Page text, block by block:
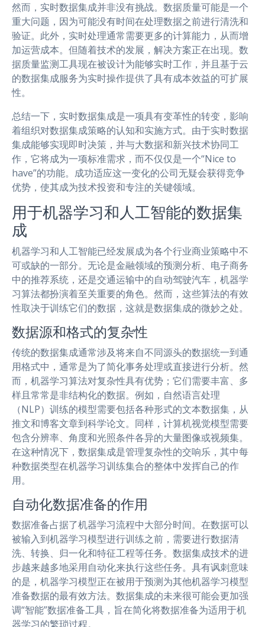
然而，实时数据集成并非没有挑战。数据质量可能是一个
重大问题，因为可能没有时间在处理数据之前进行清洗和
验证。此外，实时处理通常需要更多的计算能力，从而增
加运营成本。但随着技术的发展，解决方案正在出现。数
据质量监测工具现在被设计为能够实时工作，并且基于云
的数据集成服务为实时操作提供了具有成本效益的可扩展
性。
总结一下，实时数据集成是一项具有变革性的转变，影响
着组织对数据集成策略的认知和实施方式。由于实时数据
集成能够实现即时决策，并与大数据和新兴技术协同工
作，它将成为一项标准需求，而不仅仅是一个“Nice to
have”的功能。成功适应这一变化的公司无疑会获得竞争
优势，使其成为技术投资和专注的关键领域。
用于机器学习和人工智能的数据集
成
机器学习和人工智能已经发展成为各个行业商业策略中不
可或缺的一部分。无论是金融领域的预测分析、电子商务
中的推荐系统，还是交通运输中的自动驾驶汽车，机器学
习算法都扮演着至关重要的角色。然而，这些算法的有效
性取决于训练它们的数据，这就是数据集成的微妙之处。
数据源和格式的复杂性
传统的数据集成通常涉及将来自不同源头的数据统一到通
用格式中，通常是为了简化事务处理或直接进行分析。然
而，机器学习算法对复杂性具有优势；它们需要丰富、多
样且常常是非结构化的数据。例如，自然语言处理
（NLP）训练的模型需要包括各种形式的文本数据集，从
推文和博客文章到科学论文。同样，计算机视觉模型需要
包含分辨率、角度和光照条件各异的大量图像或视频集。
在这种情况下，数据集成是管理复杂性的交响乐，其中每
种数据类型在机器学习训练集合的整体中发挥自己的作
用。
自动化数据准备的作用
数据准备占据了机器学习流程中大部分时间。在数据可以
被输入到机器学习模型进行训练之前，需要进行数据清
洗、转换、归一化和特征工程等任务。数据集成技术的进
步越来越多地采用自动化来执行这些任务。具有讽刺意味
的是，机器学习模型正在被用于预测为其他机器学习模型
准备数据的最有效方法。数据集成的未来很可能会更加强
调“智能”数据准备工具，旨在简化将数据准备为适用于机
器学习的繁琐过程。